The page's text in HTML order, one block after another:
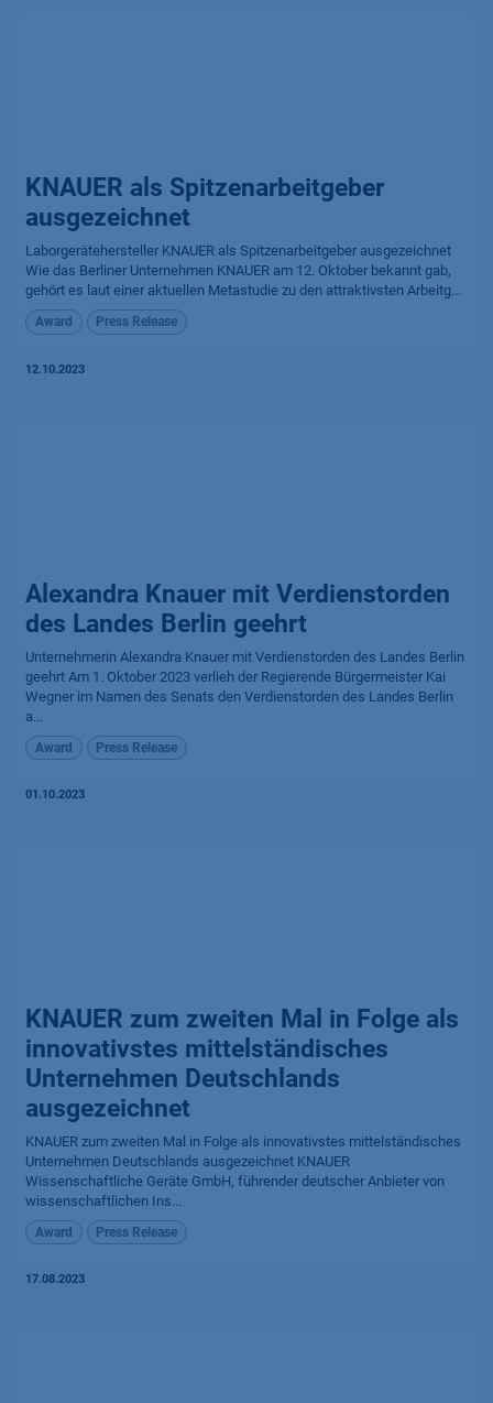
KNAUER als Spitzenarbeitgeber
ausgezeichnet
Laborgerätehersteller KNAUER als Spitzenarbeitgeber ausgezeichnet
Wie das Berliner Unternehmen KNAUER am 12. Oktober bekannt gab,
gehört es laut einer aktuellen Metastudie zu den attraktivsten Arbeitg...
Award Press Release
12.10.2023
Alexandra Knauer mit Verdienst­orden
des Landes Berlin geehrt
Unternehmerin Alexandra Knauer mit Verdienstorden des Landes Berlin
geehrt Am 1. Oktober 2023 verlieh der Regierende Bürgermeister Kai
Wegner im Namen des Senats den Verdienstorden des Landes Berlin
a...
Award Press Release
01.10.2023
KNAUER zum zweiten Mal in Folge als
innovativstes mittelständisches
Unternehmen Deutschlands
ausgezeichnet
KNAUER zum zweiten Mal in Folge als innovativstes mittelständisches
Unternehmen Deutschlands ausgezeichnet KNAUER
Wissenschaftliche Geräte GmbH, führender deutscher Anbieter von
wissenschaftlichen Ins...
Award Press Release
17.08.2023